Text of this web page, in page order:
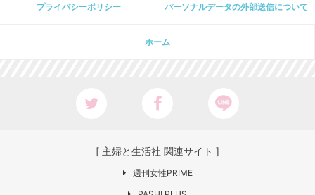
プライパシーポリシー パーソナルデータの外部送信について
ホーム
[ 主婦と生活社 関連サイト ]
週刊女性PRIME